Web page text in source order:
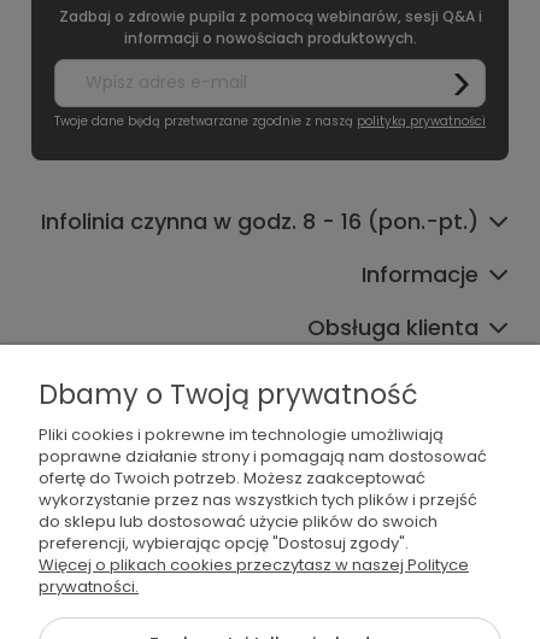
Zadbaj o zdrowie pupila z pomocą webinarów, sesji Q&A i
informacji o nowościach produktowych.
Twoje dane będą przetwarzane zgodnie z naszą polityką prywatności
Infolinia czynna w godz. 8 - 16 (pon.-pt.)
Informacje
Obsługa klienta
Współpraca
536 042 061
Dbamy o Twoją prywatność
Pliki cookies i pokrewne im technologie umożliwiają
poprawne działanie strony i pomagają nam dostosować
ofertę do Twoich potrzeb. Możesz zaakceptować
wykorzystanie przez nas wszystkich tych plików i przejść
do sklepu lub dostosować użycie plików do swoich
preferencji, wybierając opcję "Dostosuj zgody".
Więcej o plikach cookies przeczytasz w naszej Polityce
prywatności.